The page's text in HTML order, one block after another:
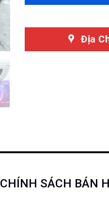
Địa
CHÍNH SÁCH BÁN